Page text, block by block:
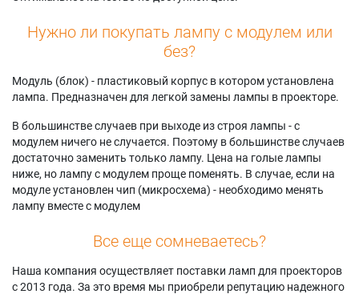
Нужно ли покупать лампу с модулем или
без?
Модуль (блок) - пластиковый корпус в котором установлена
лампа. Предназначен для легкой замены лампы в проекторе.
В большинстве случаев при выходе из строя лампы - с
модулем ничего не случается. Поэтому в большинстве случаев
достаточно заменить только лампу. Цена на голые лампы
ниже, но лампу с модулем проще поменять. В случае, если на
модуле установлен чип (микросхема) - необходимо менять
лампу вместе с модулем
Все еще сомневаетесь?
Наша компания осуществляет поставки ламп для проекторов
с 2013 года. За это время мы приобрели репутацию надежного